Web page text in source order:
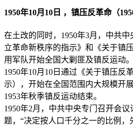
1950年10月10日 ，镇压反革命（
在土改的同时，1950年3月，中共
立革命新秩序的指示》和《关于镇
用军队开始全国大剿匪及镇反运动
1950年10月10日通过《关于镇压反
示），开始在全国范围内大规模开
1953年秋季镇反运动结束。
1950年2月，中共中央专门召开会
题，“决定按人口千分之一的比例